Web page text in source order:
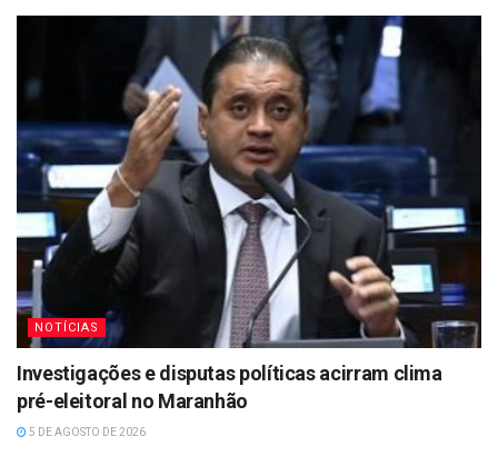
NOTÍCIAS
Investigações e disputas políticas acirram clima
pré-eleitoral no Maranhão
5 DE AGOSTO DE 2026